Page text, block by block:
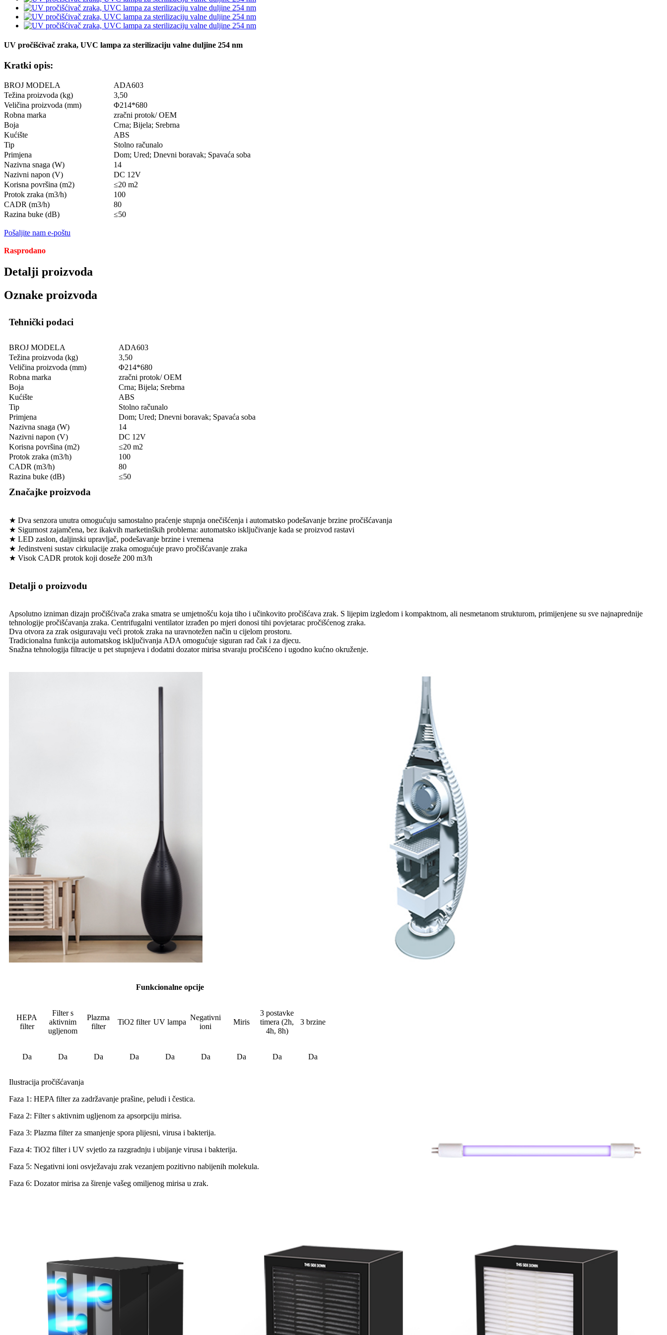
UV pročišćivač zraka, UVC lampa za sterilizaciju valne duljine 254 nm
Kratki opis:
BROJ MODELA
ADA603
Težina proizvoda (kg)
3,50
Veličina proizvoda (mm)
Φ214*680
Robna marka
zračni protok/ OEM
Boja
Crna; Bijela; Srebrna
Kućište
ABS
Tip
Stolno računalo
Primjena
Dom; Ured; Dnevni boravak; Spavaća soba
Nazivna snaga (W)
14
Nazivni napon (V)
DC 12V
Korisna površina (m2)
≤20 m2
Protok zraka (m3/h)
100
CADR (m3/h)
80
Razina buke (dB)
≤50
Pošaljite nam e-poštu
Rasprodano
Detalji proizvoda
Oznake proizvoda
Tehnički podaci
BROJ MODELA
ADA603
Težina proizvoda (kg)
3,50
Veličina proizvoda (mm)
Φ214*680
Robna marka
zračni protok/ OEM
Boja
Crna; Bijela; Srebrna
Kućište
ABS
Tip
Stolno računalo
Primjena
Dom; Ured; Dnevni boravak; Spavaća soba
Nazivna snaga (W)
14
Nazivni napon (V)
DC 12V
Korisna površina (m2)
≤20 m2
Protok zraka (m3/h)
100
CADR (m3/h)
80
Razina buke (dB)
≤50
Značajke proizvoda
★ Dva senzora unutra omogućuju samostalno praćenje stupnja onečišćenja i automatsko podešavanje brzine pročišćavanja
★ Sigurnost zajamčena, bez ikakvih marketinških problema: automatsko isključivanje kada se proizvod rastavi
★ LED zaslon, daljinski upravljač, podešavanje brzine i vremena
★ Jedinstveni sustav cirkulacije zraka omogućuje pravo pročišćavanje zraka
★ Visok CADR protok koji doseže 200 m3/h
Detalji o proizvodu
Apsolutno izniman dizajn pročišćivača zraka smatra se umjetnošću koja tiho i učinkovito pročišćava zrak. S lijepim izgledom i kompaktnom, ali nesmetanom strukturom, primijenjene su sve najnaprednije
tehnologije pročišćavanja zraka. Centrifugalni ventilator izrađen po mjeri donosi tihi povjetarac pročišćenog zraka.
Dva otvora za zrak osiguravaju veći protok zraka na uravnotežen način u cijelom prostoru.
Tradicionalna funkcija automatskog isključivanja ADA omogućuje siguran rad čak i za djecu.
Snažna tehnologija filtracije u pet stupnjeva i dodatni dozator mirisa stvaraju pročišćeno i ugodno kućno okruženje.
Funkcionalne opcije
HEPA
filter
Filter s
aktivnim
ugljenom
Plazma
filter
TiO2 filter UV lampa
Negativni
ioni
Miris
3 postavke
timera (2h,
4h, 8h)
3 brzine
Da Da Da Da Da Da Da Da Da
Ilustracija pročišćavanja
Faza 1: HEPA filter za zadržavanje prašine, peludi i čestica.
Faza 2: Filter s aktivnim ugljenom za apsorpciju mirisa.
Faza 3: Plazma filter za smanjenje spora plijesni, virusa i bakterija.
Faza 4: TiO2 filter i UV svjetlo za razgradnju i ubijanje virusa i bakterija.
Faza 5: Negativni ioni osvježavaju zrak vezanjem pozitivno nabijenih molekula.
Faza 6: Dozator mirisa za širenje vašeg omiljenog mirisa u zrak.